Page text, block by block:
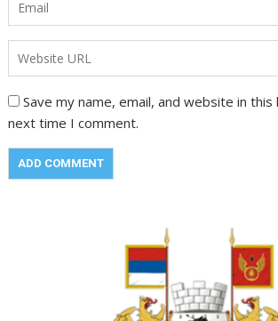
Save my name, email, and website in
next time I comment.